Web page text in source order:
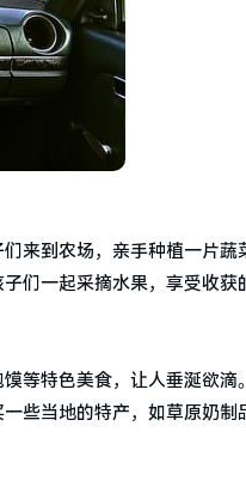
来到农场，亲手种植一片蔬
们一起采摘水果，享受收获
等特色美食，让人垂涎欲滴
些当地的特产，如草原奶制